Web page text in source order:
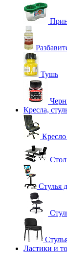
Тушь
Кресла,
Кресло
Стулья
Ластики и